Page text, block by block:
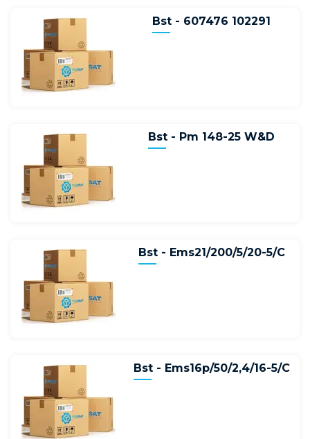
Bst - 607476 102291
Bst - Pm 148-25 W&D
Bst - Ems21/200/5/20-5/C
Bst - Ems16p/50/2,4/16-5/C